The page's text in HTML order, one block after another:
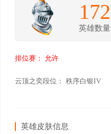
172
英雄数量
排位赛： 允许
云顶之奕段位： 秩序白银IV
英雄皮肤信息